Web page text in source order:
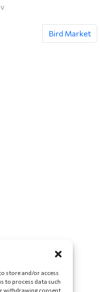
store and/or access
to process data such
withdrawing consent,
Bird Market